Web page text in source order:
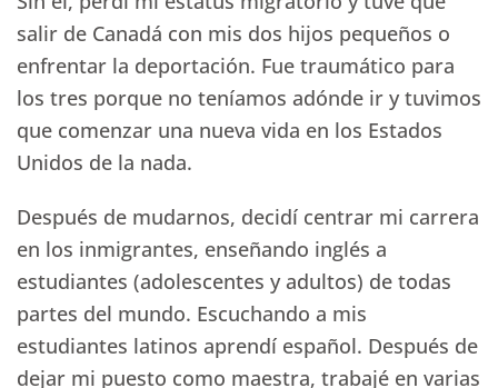
salir de Canadá con mis dos hijos pequeños o
enfrentar la deportación. Fue traumático para
los tres porque no teníamos adónde ir y tuvimos
que comenzar una nueva vida en los Estados
Unidos de la nada.
Después de mudarnos, decidí centrar mi carrera
en los inmigrantes, enseñando inglés a
estudiantes (adolescentes y adultos) de todas
partes del mundo. Escuchando a mis
estudiantes latinos aprendí español. Después de
dejar mi puesto como maestra, trabajé en varias